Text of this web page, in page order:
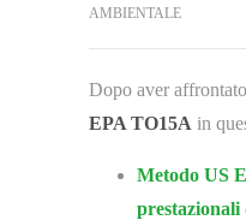
AMBIENTALE
Dopo aver
EPA TO15A in
Metodo US